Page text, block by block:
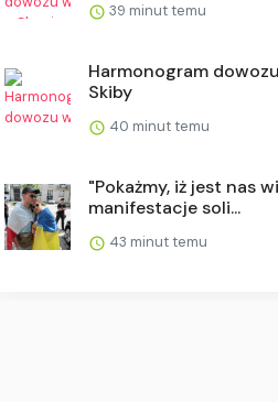
39 minut temu
Harmonogram
Skiby
40 minut temu
"Pokażmy, iż jest nas
manifestacje soli...
43 minut temu